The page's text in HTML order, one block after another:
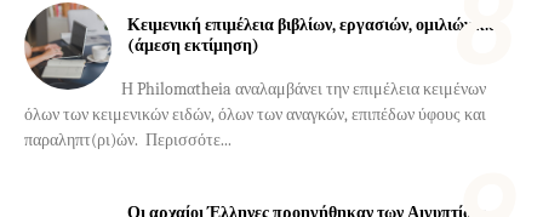
Κειμενική επιμέλεια βιβλίων, εργασιών, ομιλιών κ.ά.
(άμεση εκτίμηση)
Η Philomαtheia αναλαμβάνει την επιμέλεια κειμένων
όλων των κειμενικών ειδών, όλων των αναγκών, επιπέδων ύφους και
παραληπτ(ρι)ών. Περισσότε...
Οι αρχαίοι Έλληνες προηγήθηκαν των Αιγυπτίων;